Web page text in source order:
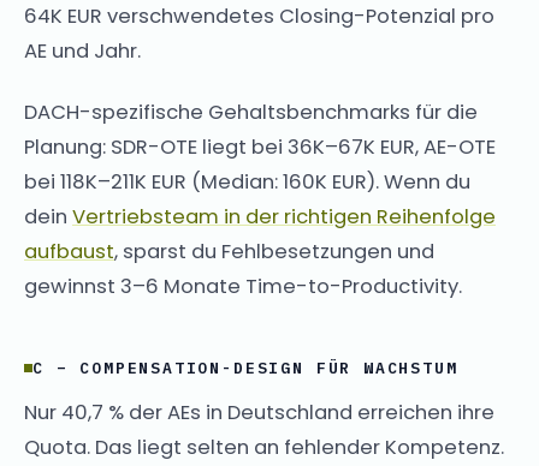
64K EUR verschwendetes Closing-Potenzial pro
AE und Jahr.
DACH-spezifische Gehaltsbenchmarks für die
Planung: SDR-OTE liegt bei 36K–67K EUR, AE-OTE
bei 118K–211K EUR (Median: 160K EUR). Wenn du
dein Vertriebsteam in der richtigen Reihenfolge
aufbaust, sparst du Fehlbesetzungen und
gewinnst 3–6 Monate Time-to-Productivity.
C – COMPENSATION-DESIGN FÜR WACHSTUM
Nur 40,7 % der AEs in Deutschland erreichen ihre
Quota. Das liegt selten an fehlender Kompetenz.